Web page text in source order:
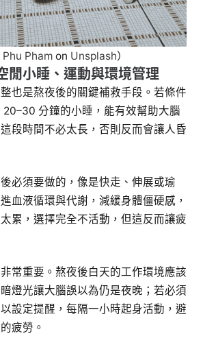
Phamon Unsplash）
閒小睡、運動與環境管理
也是熬夜後的關鍵補救手段。若條件
20–30 分鐘的小睡，能有效幫助大腦
段時間不必太長，否則反而會讓人昏
必須要做的，像是快走、伸展或瑜
血液循環與代謝，減緩身體僵硬感，
累，選擇完全不活動，但這反而讓疲
常重要。熬夜後白天的工作環境應該
燈光讓大腦誤以為仍是夜晚；若必須
設定提醒，每隔一小時起身活動，避
疲勞。